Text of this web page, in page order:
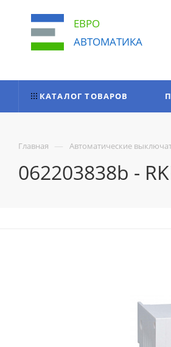
ЕВРО
АВТОМАТИКА
КАТАЛОГ ТОВАРОВ
Главная — Автоматические
062203838b -